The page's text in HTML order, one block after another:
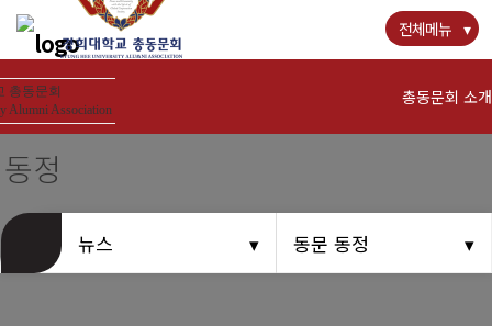
전체메뉴
총동문회 소개
인사말
총동문회
Alumni Association
정
뉴스 동문 동정